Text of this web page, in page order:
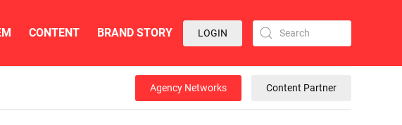
CONTENT BRAND STORY LOGIN
Agency Networks Content Partner